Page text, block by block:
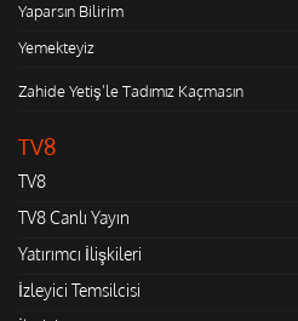
Yaparsın Bilirim
Yemekteyiz
Zahide Yetiş'le Tadımız Kaçmasın
TV8
TV8
TV8 Canlı Yayın
Yatırımcı İlişkileri
İzleyici Temsilcisi